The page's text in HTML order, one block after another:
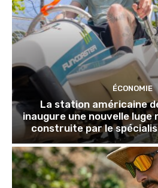
ÉCONOMIE
La station américaine
inaugure une nouvelle luge
construite par le